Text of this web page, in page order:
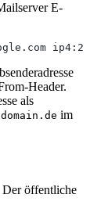
E-
Header.
als
im
öffentliche